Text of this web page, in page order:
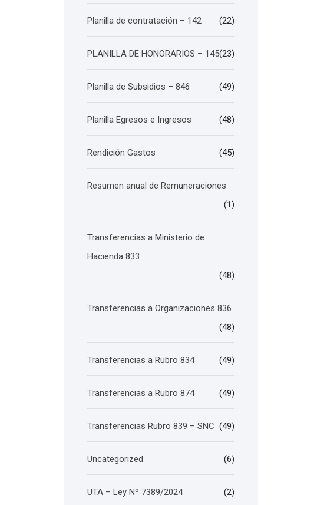
Planilla de contratación – 142 (22)
PLANILLA DE HONORARIOS – 145(23)
Planilla de Subsidios – 846 (49)
Planilla Egresos e Ingresos (48)
Rendición Gastos (45)
Resumen anual de Remuneraciones
(1)
Transferencias a Ministerio de
Hacienda 833
(48)
Transferencias a Organizaciones 836
(48)
Transferencias a Rubro 834 (49)
Transferencias a Rubro 874 (49)
Transferencias Rubro 839 – SNC (49)
Uncategorized (6)
UTA – Ley Nº 7389/2024 (2)